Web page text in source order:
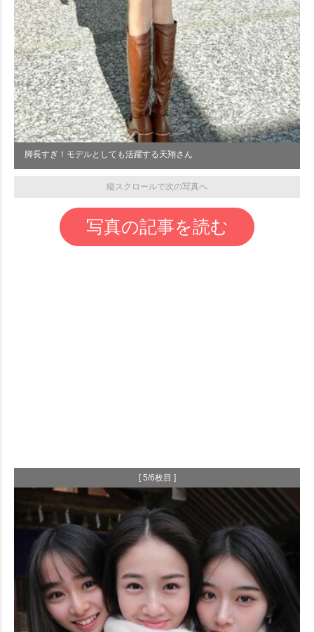
脚長すぎ！モデルとしても活躍する天翔さん
縦スクロールで次の写真へ
写真の記事を読む
[ 5/6枚目 ]